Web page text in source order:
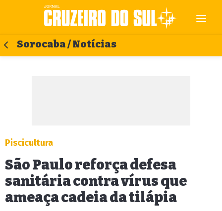
Sorocaba / Notícias
Piscicultura
São Paulo reforça defesa
sanitária contra vírus que
ameaça cadeia da tilápia